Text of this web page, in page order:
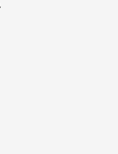
年份－文化」五大